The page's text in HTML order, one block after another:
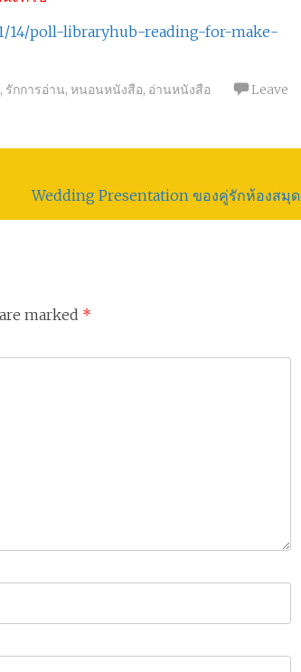
14/poll-libraryhub-reading-for-make-
, รักการอ่าน, หนอนหนังสือ, อ่านหนังสือ
Leave
Wedding Presentation ของคู่รักห้องสมุด
marked *